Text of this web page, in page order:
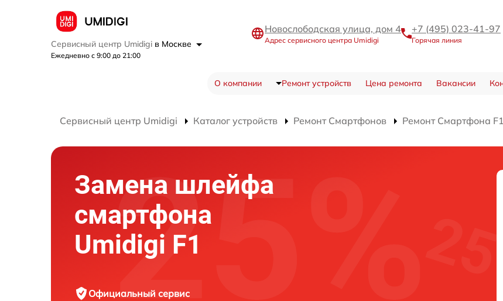
Сервисный центр Umidigi в Москве
Ежедневно с 9:00 до 21:00
Новослободская улица, дом 4
Адрес сервисного центра Umidigi
+7 (495) 023-41-97
Горячая линия
О компании Ремонт устройств Цена ремонта Вакансии
Сервисный центр Umidigi Каталог устройств Ремонт Смартфонов Ремонт Смартфона F1
Замена шлейфа
смартфона
Umidigi F1
Официальный сервис